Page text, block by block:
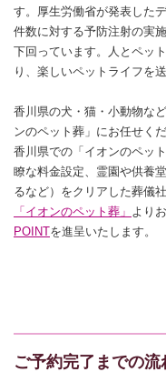
す。厚生労働省が発表した
件数に対する予防注射の実
下回っています。人とペッ
り、楽しいペットライフを
香川県の犬・猫・小動物な
ンのペット葬」にお任せくだ
香川県での「イオンのペッ
瞭な料金設定、霊園や供養
るなど）をクリアした葬儀
「イオンのペット葬」 より
POINTを進呈いたします。
ご予約完了までの流